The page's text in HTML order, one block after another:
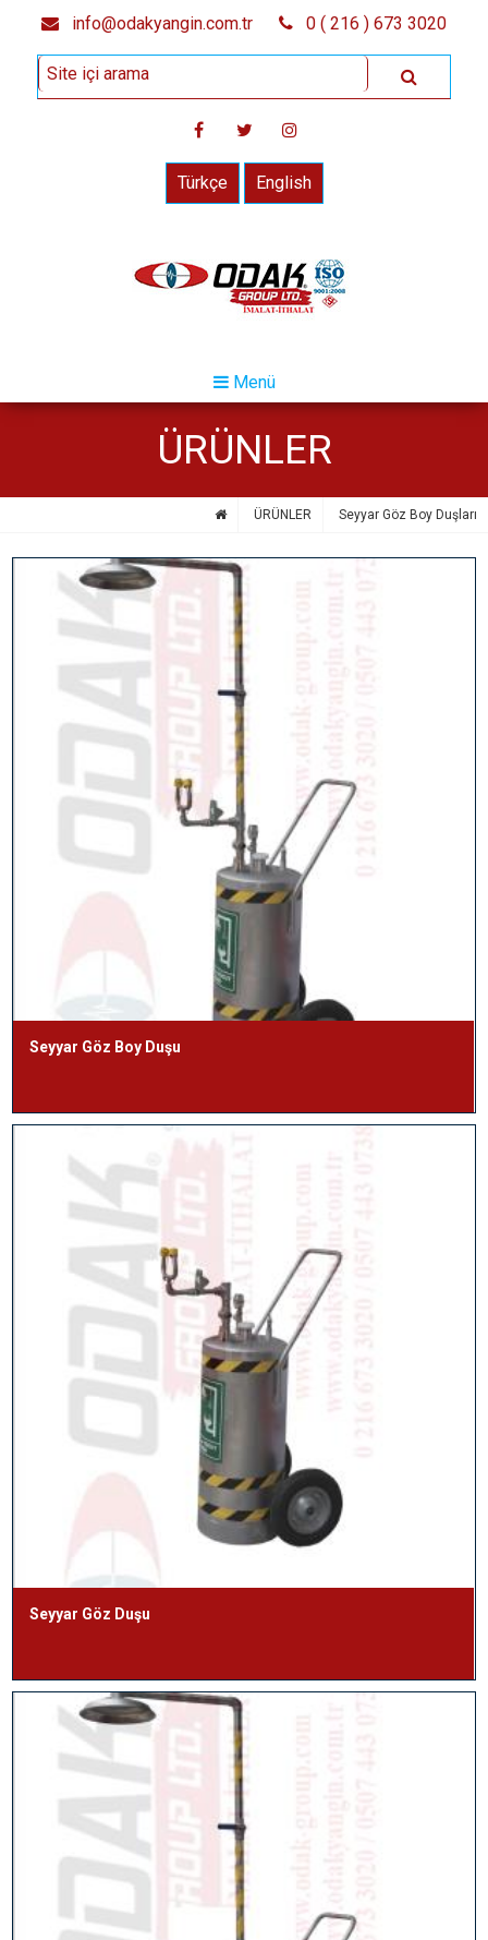
info@odakyangin.com.tr 0 ( 216 ) 673 3020
Türkçe English
Menü
ÜRÜNLER
ÜRÜNLER Seyyar Göz Boy Duşları
Seyyar Göz Boy Duşu
Seyyar Göz Duşu